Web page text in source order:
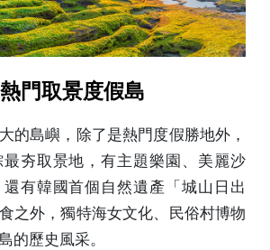
釜山 悠閒又繁忙的第一大
釜山是韓國南部最大城市，也是最
務貿易，旅遊觀光、電影文化更是
海雲台、熱門的膠囊小火車、鑽
村，都是釜山知名景點，而老饕們
海鮮美食與銅板價的街頭小吃！